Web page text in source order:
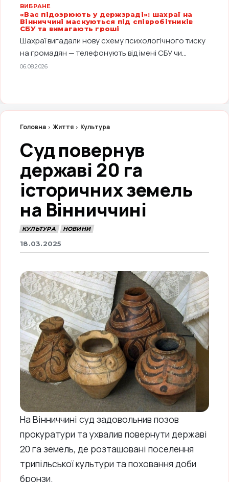
ВИБРАНЕ
«Вас підозрюють у держзраді»: шахраї на
Вінниччині маскуються під співробітників
СБУ та вимагають гроші
Шахраї вигадали нову схему психологічного тиску
на громадян — телефонують від імені СБУ чи...
06.08.2026